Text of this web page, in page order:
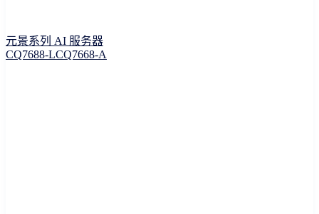
元景系列 AI 服务器
CQ7688-LCQ7668-A